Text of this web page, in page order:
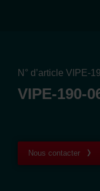
N° d’article VIPE-
VIPE-190-
Nous contacter